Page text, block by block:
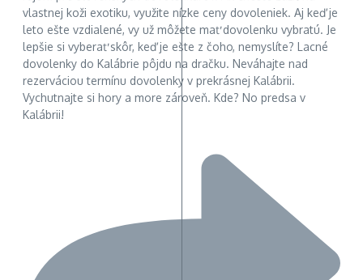
vlastnej koži exotiku, využite nízke ceny dovoleniek. Aj keď je
leto ešte vzdialené, vy už môžete mať dovolenku vybratú. Je
lepšie si vyberať skôr, keď je ešte z čoho, nemyslíte? Lacné
dovolenky do Kalábrie pôjdu na dračku. Neváhajte nad
rezerváciou termínu dovolenky v prekrásnej Kalábrii.
Vychutnajte si hory a more zároveň. Kde? No predsa v
Kalábrii!